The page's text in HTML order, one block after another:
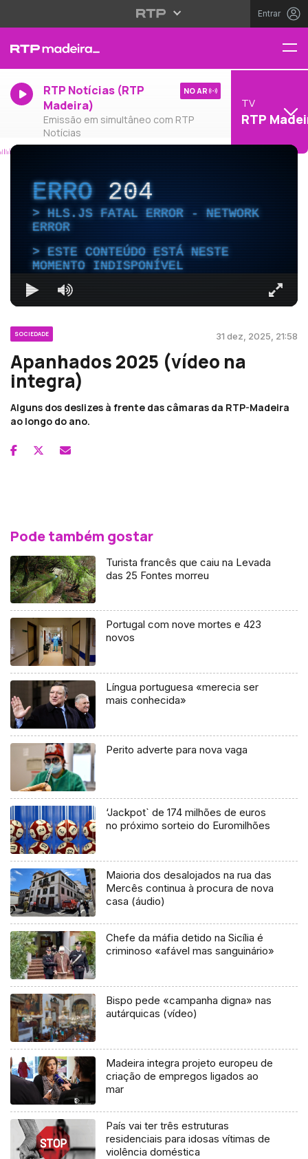
Entrar
RTP Notícias (RTP
Madeira)
Emissão em simultâneo com RTP
Notícias
NO AR
TV
RTP
ERRO204
HLS.JS FATAL ERROR - NETWORK
ERROR
ESTE CONTEÚDO ESTÁ NESTE
MOMENTO INDISPONÍVEL
SOCIEDADE 31 dez, 2025, 21:58
Apanhados 2025 (vídeo na
integra)
Alguns dos deslizes à frente das câmaras da RTP-Madeira
ao longo do ano.
Pode também gostar
Turista francês que caiu na Levada
das 25 Fontes morreu
Portugal com nove mortes e 423
novos
Língua portuguesa «merecia ser
mais conhecida»
Perito adverte para nova vaga
‘Jackpot` de 174 milhões de euros
no próximo sorteio do Euromilhões
Maioria dos desalojados na rua das
Mercês continua à procura de nova
casa (áudio)
Chefe da máfia detido na Sicília é
criminoso «afável mas sanguinário»
Bispo pede «campanha digna» nas
autárquicas (vídeo)
Madeira integra projeto europeu de
criação de empregos ligados ao
mar
País vai ter três estruturas
residenciais para idosas vítimas de
violência doméstica